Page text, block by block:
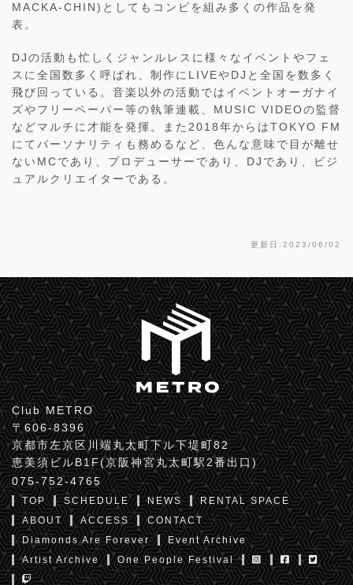
MACKA-CHIN)としてもコンビを組み多くの作品を発
表。
DJの活動も忙しくジャンルレスに様々なイベントやフェ
スに全国数多く呼ばれ、制作にLIVEやDJと全国を数多く
飛び回っている。音楽以外の活動ではイベントオーガナイ
ズやフリーペーパー等の執筆連載、MUSIC VIDEOの監督
などマルチに才能を発揮。また2018年からはTOKYO FM
にてパーソナリティも務めるなど、色んな意味で目が離せ
ないMCであり、プロデューサーであり、DJであり、ビジ
ュアルクリエイターである。
更新日:2023/06/02
Club METRO
〒606-8396
京都市左京区川端丸太町下ル下堤町82
恵美須ビルB1F(京阪神宮丸太町駅2番出口)
075-752-4765
TOP SCHEDULE NEWS
RENTAL SPACE
ABOUT
ACCESS
CONTACT
Diamonds Are Forever
Event Archive
Artist Archive
One People Festival